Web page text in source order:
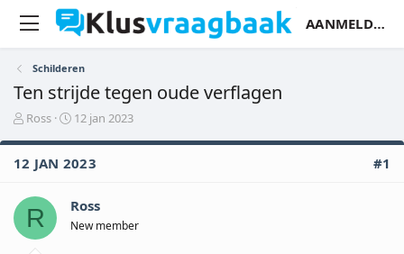
AANMELDEN
Schilderen
Ten strijde tegen oude verflagen
O
d
e
w
e
r
Ross
S
a
r
d
a
t
12 jan 2023
12 JAN 2023 #1
R Ross
New member